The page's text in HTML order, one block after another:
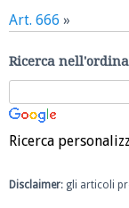
Art. 666 »
Ricerca
Ricerca
Disclaimer: gli articoli